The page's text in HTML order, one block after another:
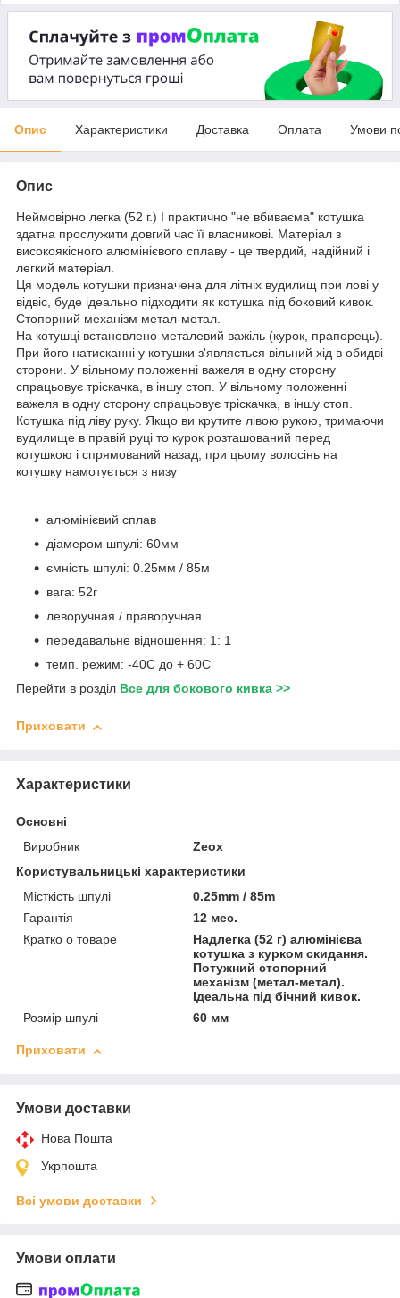
Опис Характеристики Доставка Оплата Умови
Опис
Неймовірно легка (52 г.) І практично "не вбиваєма" котушка
здатна прослужити довгий час її власникові. Матеріал з
високоякісного алюмінієвого сплаву - це твердий, надійний і
легкий матеріал.
Ця модель котушки призначена для літніх вудилищ при лові у
відвіс, буде ідеально підходити як котушка під боковий кивок.
Стопорний механізм метал-метал.
На котушці встановлено металевий важіль (курок, прапорець).
При його натисканні у котушки з'являється вільний хід в обидві
сторони. У вільному положенні важеля в одну сторону
спрацьовує тріскачка, в іншу стоп. У вільному положенні
важеля в одну сторону спрацьовує тріскачка, в іншу стоп.
Котушка під ліву руку. Якщо ви крутите лівою рукою, тримаючи
вудилище в правій руці то курок розташований перед
котушкою і спрямований назад, при цьому волосінь на
котушку намотується з низу
алюмінієвий сплав
діамером шпулі: 60мм
ємність шпулі: 0.25мм / 85м
вага: 52г
леворучная / праворучная
передавальне відношення: 1: 1
темп. режим: -40С до + 60С
Перейти в розділ Все для бокового кивка >>
Приховати
Характеристики
Основні
Виробник
Zeox
Користувальницькі характеристики
Місткість шпулі
0.25mm / 85m
Гарантія
12 мес.
Кратко о товаре
Надлегка (52 г) алюмінієва
котушка з курком скидання.
Потужний стопорний
механізм (метал-метал).
Ідеальна під бічний кивок.
Розмір шпулі
60 мм
Приховати
Умови доставки
Нова Пошта
Укрпошта
Всі умови доставки
Умови оплати